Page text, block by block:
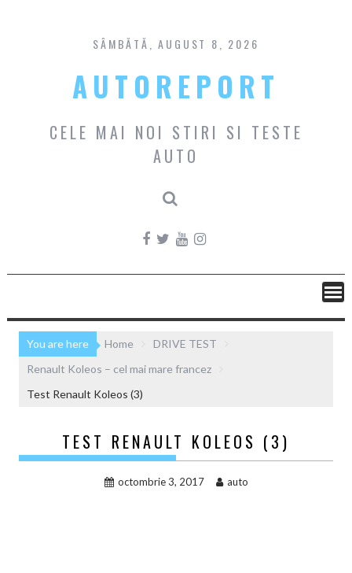
content
SÂMBĂTĂ, AUGUST 8, 2026
AUTOREPORT
CELE MAI NOI STIRI SI TESTE
AUTO
You are here Home
DRIVE TEST
Renault Koleos – cel mai mare francez
Test Renault Koleos (3)
TEST RENAULT KOLEOS (3)
octombrie 3, 2017 auto